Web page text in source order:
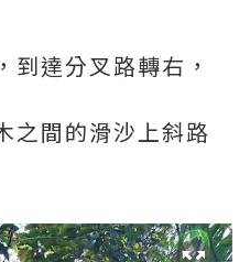
到達分叉路轉右，
之間的滑沙上斜路